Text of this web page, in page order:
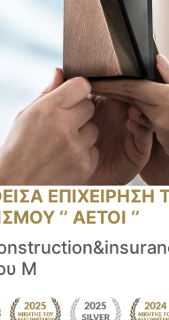
ΕΠΙΧΕΙΡΗΣΗ
‘’ ΑΕΤΟΙ ‘’
Μ